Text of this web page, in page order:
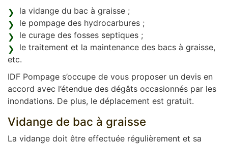
la vidange du bac à graisse ;
le pompage des hydrocarbures ;
le curage des fosses septiques ;
le traitement et la maintenance des bacs à graisse,
etc.
IDF Pompage s’occupe de vous proposer un devis en
accord avec l’étendue des dégâts occasionnés par les
inondations. De plus, le déplacement est gratuit.
Vidange de bac à graisse
La vidange doit être effectuée régulièrement et sa